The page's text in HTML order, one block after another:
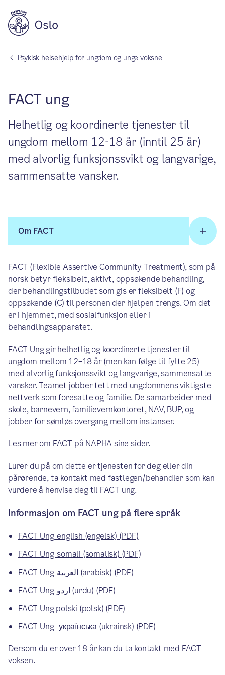
Psykisk helsehjelp for ungdom og unge voksne
FACT ung
Helhetlig og koordinerte tjenester til
ungdom mellom 12-18 år (inntil 25 år)
med alvorlig funksjonssvikt og langvarige,
sammensatte vansker.
Om FACT
FACT (Flexible Assertive Community Treatment), som på
norsk betyr fleksibelt, aktivt, oppsøkende behandling,
der behandlingstilbudet som gis er fleksibelt (F) og
oppsøkende (C) til personen der hjelpen trengs. Om det
er i hjemmet, med sosialfunksjon eller i
behandlingsapparatet.
FACT Ung gir helhetlig og koordinerte tjenester til
ungdom mellom 12–18 år (men kan følge til fylte 25)
med alvorlig funksjonssvikt og langvarige, sammensatte
vansker. Teamet jobber tett med ungdommens viktigste
nettverk som foresatte og familie. De samarbeider med
skole, barnevern, familievernkontoret, NAV, BUP, og
jobber for sømløs overgang mellom instanser.
Les mer om FACT på NAPHA sine sider.
Lurer du på om dette er tjenesten for deg eller din
pårørende, ta kontakt med fastlegen/behandler som kan
vurdere å henvise deg til FACT ung.
Informasjon om FACT ung på flere språk
FACT Ung_english (engelsk) (PDF)
FACT Ung-somali (somalisk) (PDF)
FACT Ung_العربية (arabisk) (PDF)
FACT Ung_اردو (urdu) (PDF)
FACT Ung polski (polsk) (PDF)
FACT Ung_ українська (ukrainsk) (PDF)
Dersom du er over 18 år kan du ta kontakt med FACT
voksen.